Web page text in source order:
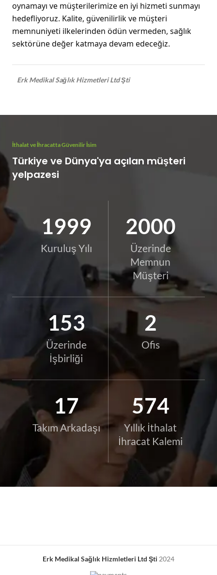
oynamayı ve müşterilerimize en iyi hizmeti sunmayı
hedefliyoruz. Kalite, güvenilirlik ve müşteri
memnuniyeti ilkelerinden ödün vermeden, sağlık
sektörüne değer katmaya devam edeceğiz.
Erk Medikal Sağlık Hizmetleri Ltd Şti
İthalat ve İhracatta Güvenilir İsim
Türkiye ve Dünya'ya açılan müşteri
yelpazesi
1999
Kuruluş Yılı
2000
Üzerinde
Memnun
Müşteri
174
Üzerinde
İşbirliği
2
Ofis
19
Takım Arkadaşı
649
Yıllık İthalat
İhracat Kalemi
Erk Medikal Sağlık Hizmletleri Ltd Şti 2024